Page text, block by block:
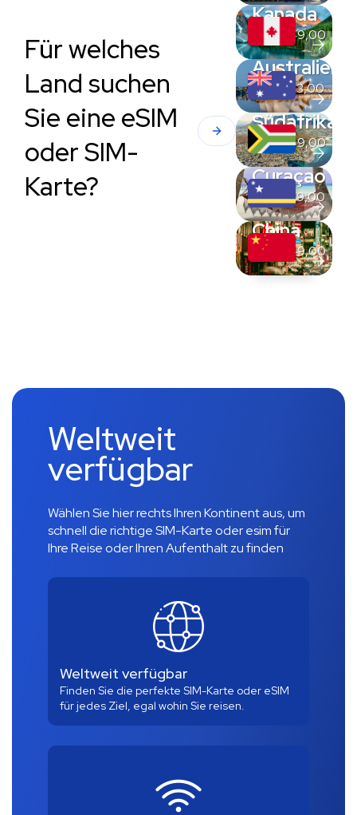
Für welches
Land suchen
Sie eine eSIM
oder SIM-
Karte?
Kanada
Von€ 49,00
Australien
Von€23,00
Südafrika
Von€49,00
Curaçao
Von€29,00
China
Von 49,00
Weltweit
verfügbar
Wählen Sie hier rechts Ihren Kontinent aus, um
schnell die richtige SIM-Karte oder esim für
Ihre Reise oder Ihren Aufenthalt zu finden
Weltweit verfügbar
Finden Sie die perfekte SIM-Karte oder eSIM
für jedes Ziel, egal wohin Sie reisen.